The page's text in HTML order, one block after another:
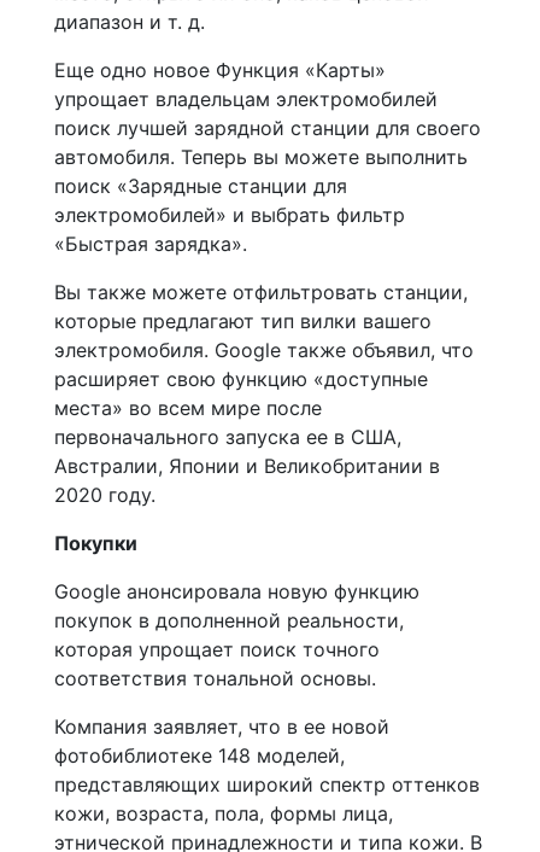
диапазон и т. д.
Еще одно новое Функция «Карты»
упрощает владельцам электромобилей
поиск лучшей зарядной станции для своего
автомобиля. Теперь вы можете выполнить
поиск «Зарядные станции для
электромобилей» и выбрать фильтр
«Быстрая зарядка».
Вы также можете отфильтровать станции,
которые предлагают тип вилки вашего
электромобиля. Google также объявил, что
расширяет свою функцию «доступные
места» во всем мире после
первоначального запуска ее в США,
Австралии, Японии и Великобритании в
2020 году.
Покупки
Google анонсировала новую функцию
покупок в дополненной реальности,
которая упрощает поиск точного
соответствия тональной основы.
Компания заявляет, что в ее новой
фотобиблиотеке 148 моделей,
представляющих широкий спектр оттенков
кожи, возраста, пола, формы лица,
этнической принадлежности и типа кожи. В